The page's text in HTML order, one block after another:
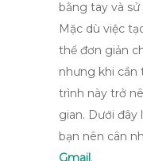
bằng tay và
Mặc dù việc
thể đơn giản
nhưng khi cần
trình này trở
gian. Dưới đây
bạn nên cân
Gmail.